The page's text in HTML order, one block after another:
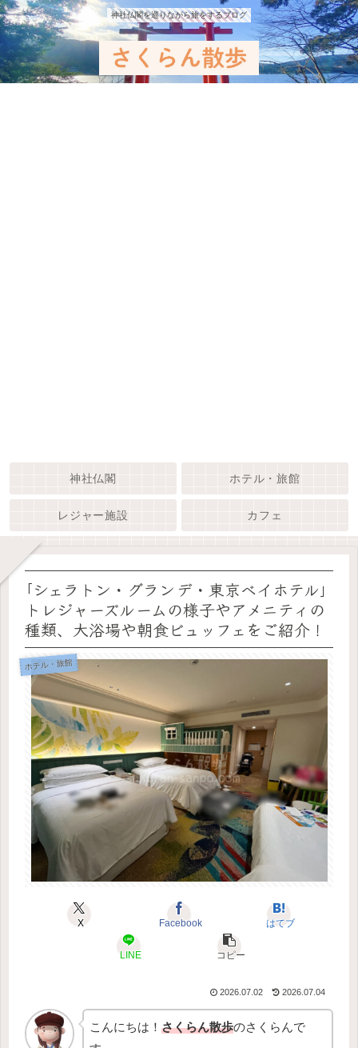
神社仏閣を巡りながら旅をするブログ
神社仏閣 ホテル・旅館
レジャー施設 カフェ
｢シェラトン・グランデ・東京ベイホテル｣
トレジャーズルームの様子やアメニティの
種類、大浴場や朝食ビュッフェをご紹介！
ホテル・旅館
X Facebook はてブ
LINE コピー
2026.07.02 2026.07.04
こんにちは！ さくらん散歩のさくらんで